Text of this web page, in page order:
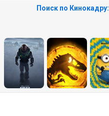
Поиск по Кинокадру: